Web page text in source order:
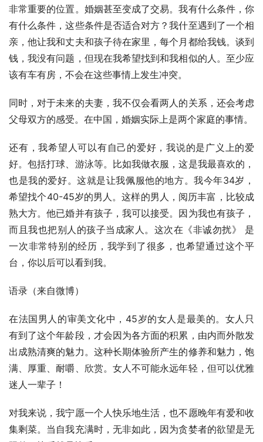
非常重要的位置。婚姻甚至变成了交易。我有什么条件，你
有什么条件，这些条件是否适合对方？我什至遇到了一个相
亲，他让我和丈夫和孩子待在家里，每个月都给我钱。谈到
钱，我没有问题，但现在我希望找到和我相似的人。至少应
该有车有房，不会在这些事情上发生冲突。
同时，对于未来的夫妻，我不仅会看两人的关系，还会考虑
父母双方的感受。在中国，婚姻实际上是两个家庭的事情。
还有，我希望人可以有自己的爱好，我说的是广义上的爱
好。包括打球、游泳等。比如我做衣服，这是我最喜欢的，
也是我的爱好。这就是让我佩服他的地方。我今年34岁，
希望找个40-45岁的男人。这样的男人，阅历丰富，比较成
熟大方。他已婚并有孩子，我可以接受。因为我也有孩子，
而且我也把别人的孩子当成家人。这次在《非诚勿扰》 是
一次非常特别的经历，我学到了很多，也希望通过这个平
台，你以后可以看到我。
语录（来自微博）
在法国男人的审美文化中，45岁的女人是最美的。女人只
有到了这个年龄段，才会因为各方面的积累，由内而外散发
出成熟清爽的魅力。这种长期体验所产生的修养和魅力，饱
满、厚重、耐嚼、欣赏。女人不可能永远年轻，但可以优雅
迷人一辈子！
对我来说，我宁愿一个人快乐地生活，也不愿晚年有爱和收
集剩菜。当自我充满时，无非如此，因为贪婪者的欲望是无